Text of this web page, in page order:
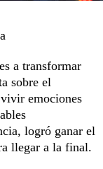
a transformar
sobre el
emociones
logró ganar el
llegar a la final.